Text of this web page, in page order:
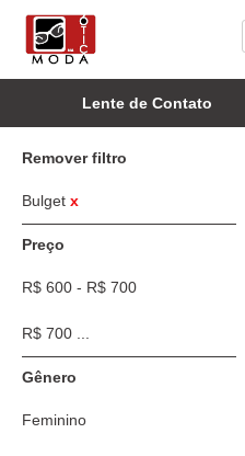
Lente de Contato
Remover filtro
Bulget x
Preço
R$ 600 - R$ 700
R$ 700 ...
Gênero
Feminino